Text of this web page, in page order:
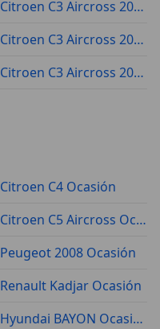
Citroen C3 Aircross 2025
Citroen C3 Aircross 2019
Citroen C3 Aircross 2018
Citroen C4 Ocasión
Citroen C5 Aircross Ocasión
Peugeot 2008 Ocasión
Renault Kadjar Ocasión
Hyundai BAYON Ocasión